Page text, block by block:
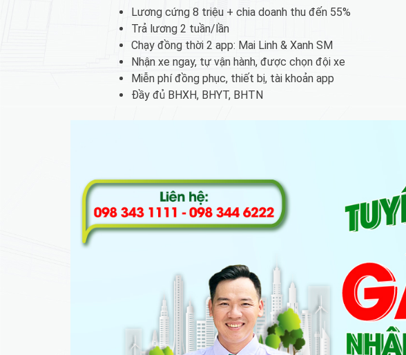
Lương cứng 8 triệu + chia doanh thu đến 55%
Trả lương 2 tuần/lần
Chạy đồng thời 2 app: Mai Linh & Xanh SM
Nhận xe ngay, tự vận hành, được chọn đội xe
Miễn phí đồng phục, thiết bị, tài khoản app
Đầy đủ BHXH, BHYT, BHTN